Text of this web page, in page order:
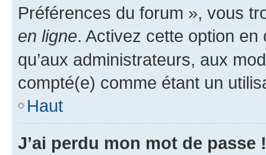
Préférences du forum », vous
en ligne. Activez cette option
qu’aux administrateurs, aux
compté(e) comme étant un
Haut
J’ai perdu mon mot de passe !